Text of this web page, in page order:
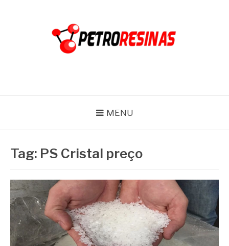
MENU
Tag: PS Cristal preço